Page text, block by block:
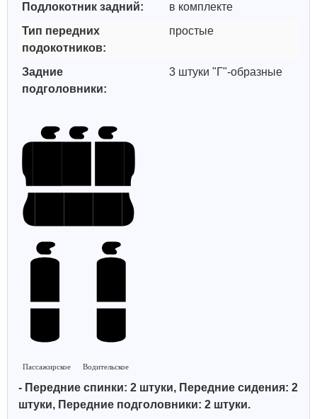
Подлокотник задний:
в комплекте
Тип передних
подокотников:
простые
Задние
подголовники:
3 штуки "Г"-образные
Пассажирское Водительское
- Передние спинки: 2 штуки, Передние сидения: 2
штуки, Передние подголовники: 2 штуки.